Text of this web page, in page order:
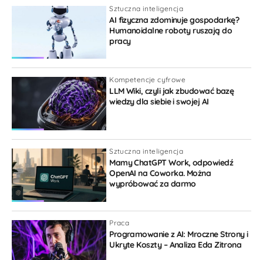
Sortuj po: najstarszy
OpenAI kontra Google: wynik tej wojny zmieni internet
na lata
[…] Stawały się coraz inteligentniejsze, miały
coraz szerszą wiedzę, a w zeszłym roku zaczęły
być podłączane do wyszukiwania
internetowego. To oznaczało, że w końcu mają
dostęp do najnowszych informacji […]
0
Odpowiedz
Sztuczna inteligencja
AI fizyczna zdominuje gospodarkę?
Humanoidalne roboty ruszają do
pracy
Kompetencje cyfrowe
LLM Wiki, czyli jak zbudować bazę
wiedzy dla siebie i swojej AI
Sztuczna inteligencja
Mamy ChatGPT Work, odpowiedź
OpenAI na Coworka. Można
wypróbować za darmo
Praca
Programowanie z AI: Mroczne Strony i
Ukryte Koszty – Analiza Eda Zitrona